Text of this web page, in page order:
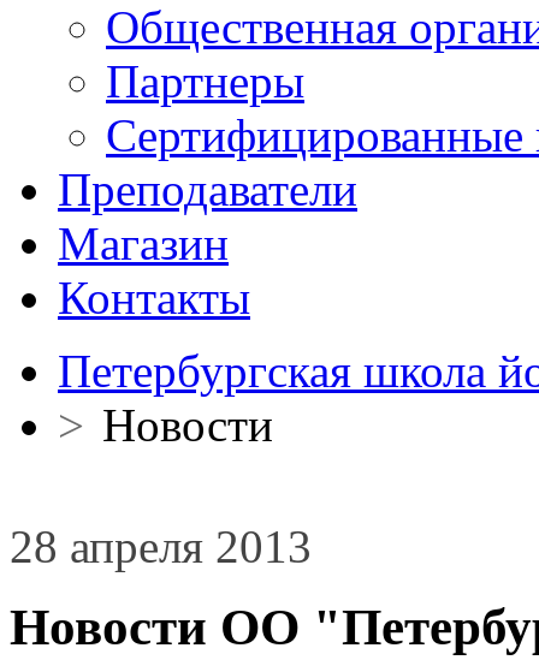
Общественная
Партнеры
Сертифицированные
Преподаватели
Магазин
Контакты
Петербургская школа
> Новости
28 апреля 2013
Новости ОО